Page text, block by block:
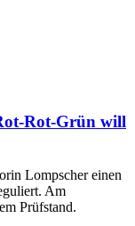
Rot-Grün will
Lompscher einen
Am
Prüfstand.